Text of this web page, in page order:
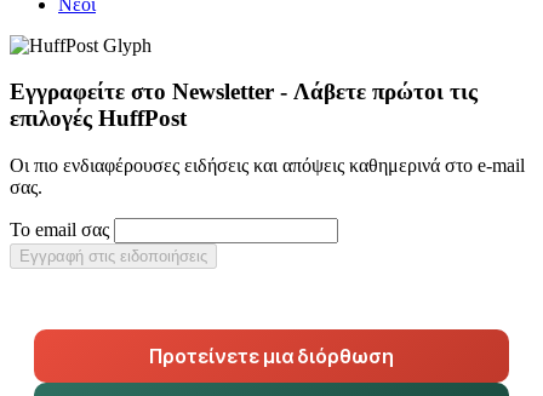
Εγγραφείτε στο Newsletter - Λάβετε πρώτοι τις
επιλογές HuffPost
Οι πιο ενδιαφέρουσες ειδήσεις και απόψεις καθημερινά στο e-mail
σας.
Το email σας
Εγγραφή στις ειδοποιήσεις
Προτείνετε μια διόρθωση